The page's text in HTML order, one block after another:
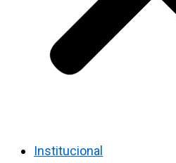
Institucional